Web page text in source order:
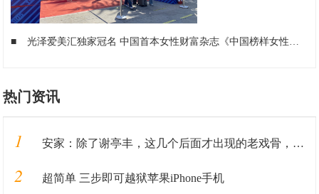
■ 光泽爱美汇独家冠名 中国首本女性财富杂志《中国榜样女性》3月18日全球首发
热门资讯
1 安家：除了谢亭丰，这几个后面才出现的老戏骨，比孙俪演得还出彩
2 超简单 三步即可越狱苹果iPhone手机